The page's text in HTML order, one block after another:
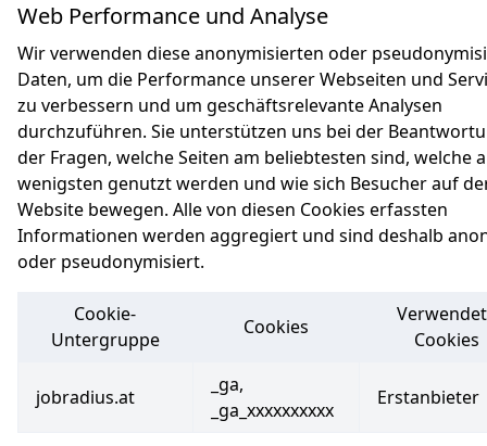
Web Performance und Analyse
Wir verwenden diese anonymisierten oder
Daten, um die Performance unserer Webseiten und
zu verbessern und um geschäftsrelevante Analysen
durchzuführen. Sie unterstützen uns bei der
der Fragen, welche Seiten am beliebtesten sind, welche
wenigsten genutzt werden und wie sich Besucher auf
Website bewegen. Alle von diesen Cookies erfassten
Informationen werden aggregiert und sind deshalb
oder pseudonymisiert.
Web Performance und Analyse
Cookie-
Untergruppe
Cookies
Cookies
jobradius.at
_ga,
_ga_xxxxxxxxxx
Erstanbieter